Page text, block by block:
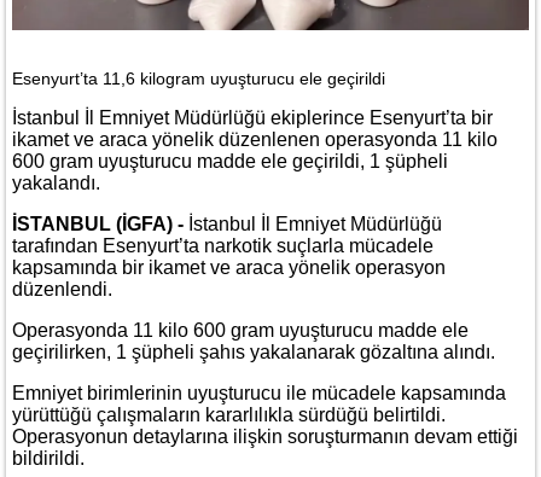
Esenyurt’ta 11,6 kilogram uyuşturucu ele geçirildi
İstanbul İl Emniyet Müdürlüğü ekiplerince Esenyurt’ta bir
ikamet ve araca yönelik düzenlenen operasyonda 11 kilo
600 gram uyuşturucu madde ele geçirildi, 1 şüpheli
yakalandı.
İSTANBUL (İGFA) - İstanbul İl Emniyet Müdürlüğü
tarafından Esenyurt’ta narkotik suçlarla mücadele
kapsamında bir ikamet ve araca yönelik operasyon
düzenlendi.
Operasyonda 11 kilo 600 gram uyuşturucu madde ele
geçirilirken, 1 şüpheli şahıs yakalanarak gözaltına alındı.
Emniyet birimlerinin uyuşturucu ile mücadele kapsamında
yürüttüğü çalışmaların kararlılıkla sürdüğü belirtildi.
Operasyonun detaylarına ilişkin soruşturmanın devam ettiği
bildirildi.